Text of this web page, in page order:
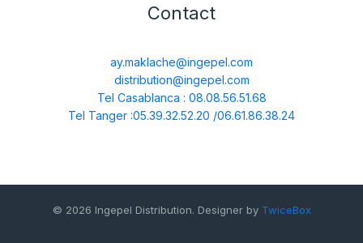
Contact
ay.maklache@ingepel.com
distribution@ingepel.com
Tel Casablanca : 08.08.56.51.68
Tel Tanger :05.39.32.52.20 /06.61.86.38.24
© 2026 Ingepel Distribution. Designer by TwiceBox